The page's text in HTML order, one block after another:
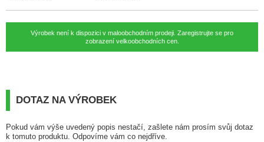
Výrobek není k dispozici v maloobchodním prodeji. Zaregistrujte se pro
zobrazení velkoobchodních cen.
DOTAZ NA VÝROBEK
Pokud vám výše uvedený popis nestačí, zašlete nám prosím svůj dotaz
k tomuto produktu. Odpovíme vám co nejdříve.